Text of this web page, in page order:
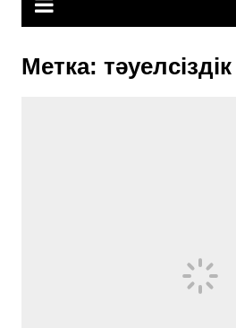
Метка: тәуелсіздік